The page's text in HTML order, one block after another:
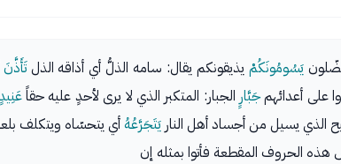
يَسُومُونَكُمْ يذيقونكم يقال: سامه الذلُّ أي أذاقه الذلتَأَذَّنَ
على أعدائهمجَبَّارٍ الجبار: المتكبر الذي لا يرى لأحدٍ عليه حقاً
الذي يسيل من أجساد أهل النار يَتَجَرَّعُهُأي يتحسّاه ويتكلف
الحروف المقطعة فأتوا بمثله إن